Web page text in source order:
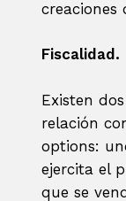
creaciones
Fiscalidad.
Existen
relación
options:
ejercita el
que se